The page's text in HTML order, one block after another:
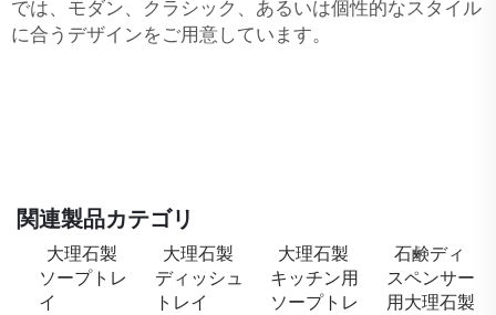
では、モダン、クラシック、あるいは個性的なスタイル
に合うデザインをご用意しています。
関連製品カテゴリ
大理石製
ソープトレ
イ
大理石製
ディッシュ
トレイ
大理石製
キッチン用
ソープトレ
石鹸ディ
スペンサー
用大理石製